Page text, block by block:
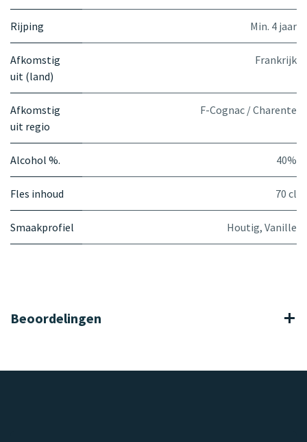
Rijping Min. 4 jaar
Afkomstig
uit (land)
Frankrijk
Afkomstig
uit regio
F-Cognac / Charente
Alcohol %. 40%
Fles inhoud 70 cl
Smaakprofiel Houtig, Vanille
Beoordelingen